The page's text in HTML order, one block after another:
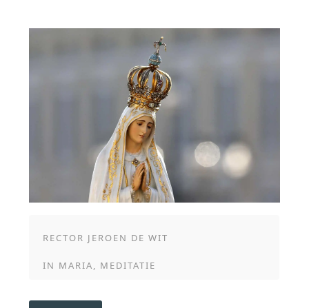
RECTOR JEROEN DE WIT
IN MARIA, MEDITATIE